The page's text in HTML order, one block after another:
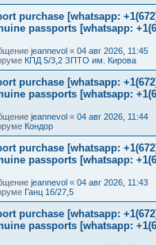
purchase [whatsapp:
passports [whatsapp:
jeannevol « 04 авг 2026, 11:45
КПД 5/3,2 ЗПТО им. Кирова
purchase [whatsapp:
passports [whatsapp:
jeannevol « 04 авг 2026, 11:44
Кондор
purchase [whatsapp:
passports [whatsapp:
jeannevol « 04 авг 2026, 11:43
Ганц 16/27,5
purchase [whatsapp:
passports [whatsapp: